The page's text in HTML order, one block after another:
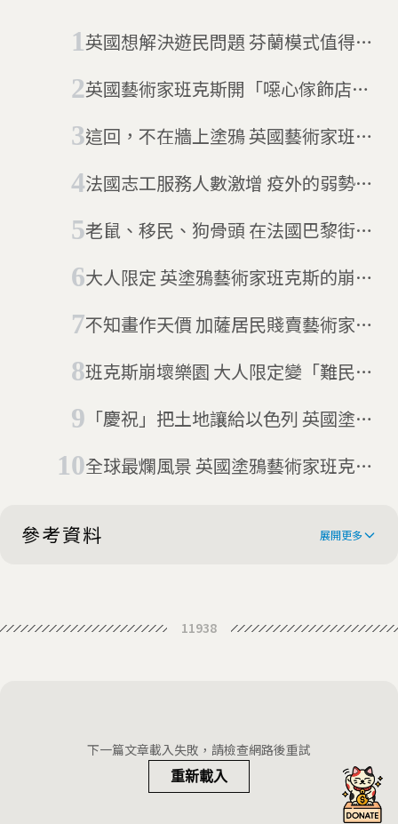
英國想解決遊民問題 芬蘭模式值得一
英國藝術家班克斯開「噁心傢飾店」
這回，不在牆上塗鴉 英國藝術家班克
法國志工服務人數激增 疫外的弱勢暖
老鼠、移民、狗骨頭 在法國巴黎街頭
大人限定 英塗鴉藝術家班克斯的崩壞
不知畫作天價 加薩居民賤賣藝術家塗
班克斯崩壞樂園 大人限定變「難民限
「慶祝」把土地讓給以色列 英國塗鴉
全球最爛風景 英國塗鴉藝術家班克斯
參考資料 展開更多
About Homelessness With New
yob paints red noses on reindeer
Have a Banksy Christmas: his
Birmingham reindeer are an
11938
下一篇文章載入失敗，請檢查網路後重試
重新載入